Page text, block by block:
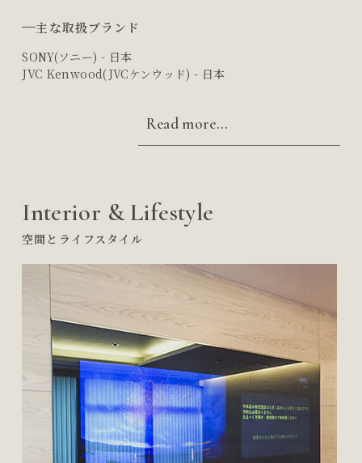
主な取扱ブランド
SONY(ソニー) - 日本
JVC Kenwood(JVCケンウッド) - 日本
Read more...
Interior & Lifestyle
空間とライフスタイル